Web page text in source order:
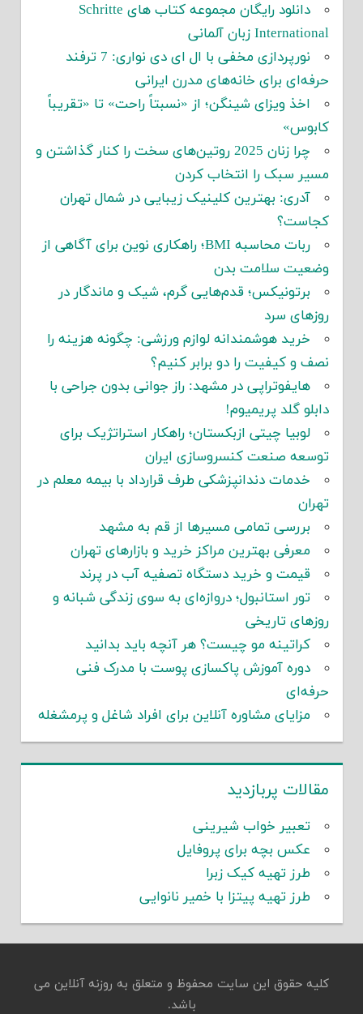
دانلود رایگان مجموعه کتاب های Schritte
International زبان آلمانی
نورپردازی مخفی با ال ای دی نواری: 7 ترفند
حرفه‌ای برای خانه‌های مدرن ایرانی
اخذ ویزای شینگن؛ از «نسبتاً راحت» تا «تقریباً
کابوس»
چرا زنان 2025 روتین‌های سخت را کنار گذاشتن و
مسیر سبک را انتخاب کردن
آدری: بهترین کلینیک زیبایی در شمال تهران
کجاست؟
ربات محاسبه BMI؛ راهکاری نوین برای آگاهی از
وضعیت سلامت بدن
برتونیکس؛ قدم‌هایی گرم، شیک و ماندگار در
روزهای سرد
خرید هوشمندانه لوازم ورزشی: چگونه هزینه را
نصف و کیفیت را دو برابر کنیم؟
هایفوتراپی در مشهد: راز جوانی بدون جراحی با
دابلو گلد پریمیوم!
لوبیا چیتی ازبکستان؛ راهکار استراتژیک برای
توسعه صنعت کنسروسازی ایران
خدمات دندانپزشکی طرف قرارداد با بیمه معلم در
تهران
بررسی تمامی مسیرها از قم به مشهد
معرفی بهترین مراکز خرید و بازارهای تهران
قیمت و خرید دستگاه تصفیه آب در پرند
تور استانبول؛ دروازه‌ای به سوی زندگی شبانه و
روزهای تاریخی
کراتینه مو چیست؟ هر آنچه باید بدانید
دوره آموزش پاکسازی پوست با مدرک فنی
حرفه‌ای
مزایای مشاوره آنلاین برای افراد شاغل و پرمشغله
مقالات پربازدید
تعبیر خواب شیرینی
عکس بچه برای پروفایل
طرز تهیه کیک زبرا
طرز تهیه پیتزا با خمیر نانوایی
کلیه حقوق این سایت محفوظ و متعلق به روزنه آنلاین می
باشد.